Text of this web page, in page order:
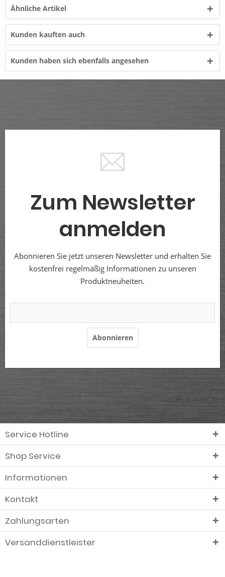
Ähnliche Artikel
Kunden kauften auch
Kunden haben sich ebenfalls angesehen
Zum Newsletter
anmelden
Abonnieren Sie jetzt unseren Newsletter und erhalten Sie
kostenfrei regelmäßig Informationen zu unseren
Produktneuheiten.
Abonnieren
Service Hotline
Shop Service
Informationen
Kontakt
Zahlungsarten
Versanddienstleister